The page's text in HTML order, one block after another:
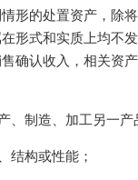
的处置资产，除将
形式和实质上均不
确认收入，相关资
制造、加工另一产
构或性能；